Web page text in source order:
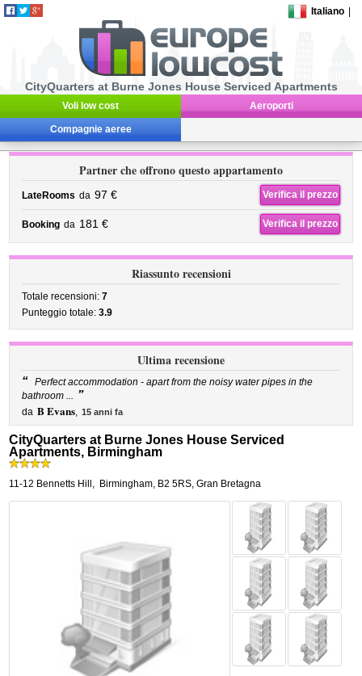
Italiano
CityQuarters at Burne Jones House Serviced Apartments
Voli low cost Aeroporti
Compagnie aeree
Partner che offrono questo appartamento
LateRooms da 97 € Verifica il prezzo
Booking da 181 € Verifica il prezzo
Riassunto recensioni
Totale recensioni:7
Punteggio totale:3.9
Ultima recensione
“ Perfect accommodation - apart from the noisy water pipes in the
bathroom ... ”
da B Evans, 15 anni fa
CityQuarters at Burne Jones House Serviced
Apartments, Birmingham
11-12 Bennetts Hill , Birmingham, B2 5RS, Gran Bretagna